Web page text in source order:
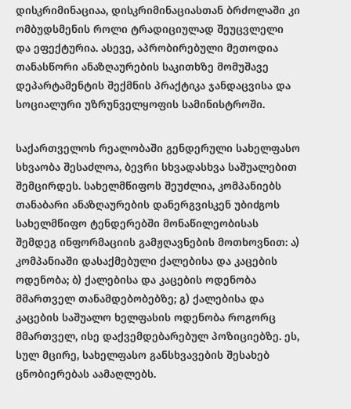
დისკრიმინაციაა, დისკრიმინაციასთან ბრძოლაში კი
ომბუდსმენის როლი ტრადიციულად შეუცვლელი
და ეფექტურია. ასევე, აპრობირებული მეთოდია
თანასწორი ანაზღაურების საკითხზე მომუშავე
დეპარტამენტის შექმნის პრაქტიკა ჯანდაცვისა და
სოციალური უზრუნველყოფის სამინისტროში.
საქართველოს რეალობაში გენდერული სახელფასო
სხვაობა შესაძლოა, ბევრი სხვადასხვა საშუალებით
შემცირდეს. სახელმწიფოს შეუძლია, კომპანიებს
თანაბარი ანაზღაურების დანერგვისკენ უბიძგოს
სახელმწიფო ტენდერებში მონაწილეობისას
შემდეგ ინფორმაციის გამჟღავნების მოთხოვნით: ა)
კომპანიაში დასაქმებული ქალებისა და კაცების
ოდენობა; ბ) ქალებისა და კაცების ოდენობა
მმართველ თანამდებობებზე; გ) ქალებისა და
კაცების საშუალო ხელფასის ოდენობა როგორც
მმართველ, ისე დაქვემდებარებულ პოზიციებზე. ეს,
სულ მცირე, სახელფასო განსხვავების შესახებ
ცნობიერებას აამაღლებს.